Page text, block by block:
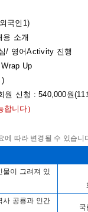
외국인 1)
용 소개
/ 영어Activity 진행
Wrap Up
)
원 신청 : 540,000원(11
합니다)
에 따라 변경될 수 있습니
물이 그려져 있
사 공룡과 인간